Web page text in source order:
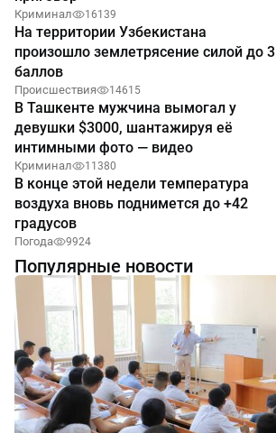
Криминал 16139
На территории Узбекистана
произошло землетрясение силой до 3
баллов
Происшествия 14615
В Ташкенте мужчина вымогал у
девушки $3000, шантажируя её
интимными фото — видео
Криминал 11380
В конце этой недели температура
воздуха вновь поднимется до +42
градусов
Погода 9924
Популярные новости